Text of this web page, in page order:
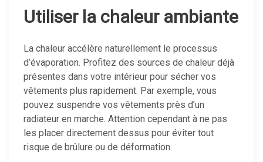
Utiliser la chaleur ambiante
La chaleur accélère naturellement le processus
d’évaporation. Profitez des sources de chaleur déjà
présentes dans votre intérieur pour sécher vos
vêtements plus rapidement. Par exemple, vous
pouvez suspendre vos vêtements près d’un
radiateur en marche. Attention cependant à ne pas
les placer directement dessus pour éviter tout
risque de brûlure ou de déformation.